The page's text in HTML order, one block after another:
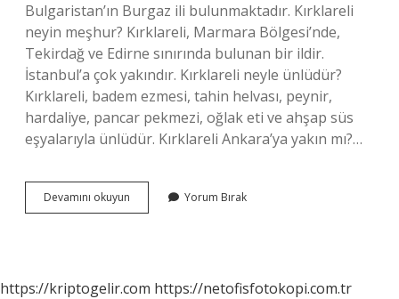
Bulgaristan’ın Burgaz ili bulunmaktadır. Kırklareli
neyin meşhur? Kırklareli, Marmara Bölgesi’nde,
Tekirdağ ve Edirne sınırında bulunan bir ildir.
İstanbul’a çok yakındır. Kırklareli neyle ünlüdür?
Kırklareli, badem ezmesi, tahin helvası, peynir,
hardaliye, pancar pekmezi, oğlak eti ve ahşap süs
eşyalarıyla ünlüdür. Kırklareli Ankara’ya yakın mı?…
Devamını okuyun Kırklareli
Hangi
Yorum Bırak
https://kriptogelir.com https://netofisfotokopi.com.tr